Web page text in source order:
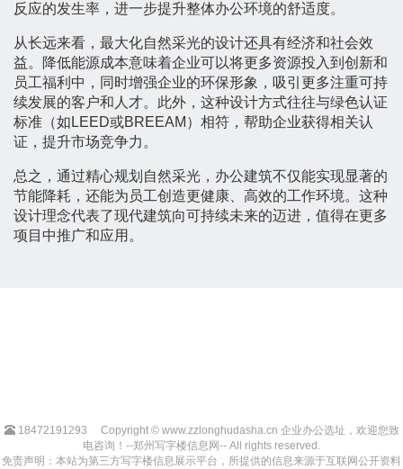
反应的发生率，进一步提升整体办公环境的舒适度。
从长远来看，最大化自然采光的设计还具有经济和社会效
益。降低能源成本意味着企业可以将更多资源投入到创新和
员工福利中，同时增强企业的环保形象，吸引更多注重可持
续发展的客户和人才。此外，这种设计方式往往与绿色认证
标准（如LEED或BREEAM）相符，帮助企业获得相关认
证，提升市场竞争力。
总之，通过精心规划自然采光，办公建筑不仅能实现显著的
节能降耗，还能为员工创造更健康、高效的工作环境。这种
设计理念代表了现代建筑向可持续未来的迈进，值得在更多
项目中推广和应用。
18472191293
Copyright © www.zzlonghudasha.cn 企业办公选址，欢迎您致
电咨询！--郑州写字楼信息网-- All rights reserved.
免责声明：本站为第三方写字楼信息展示平台，所提供的信息来源于互联网公开资料